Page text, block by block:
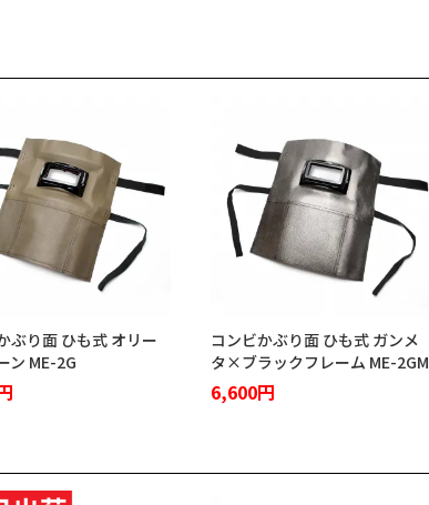
ぶり面 ひも式 オリー
ン ME-2G
コンビかぶり面 ひも式 ガンメ
タ×ブラックフレーム ME-2GM
6,600円